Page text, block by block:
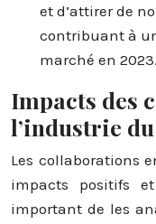
et d’attirer de
contribuant à
marché en 2023.
Impacts des
l’industrie
Les collaborations
impacts positifs
important de les